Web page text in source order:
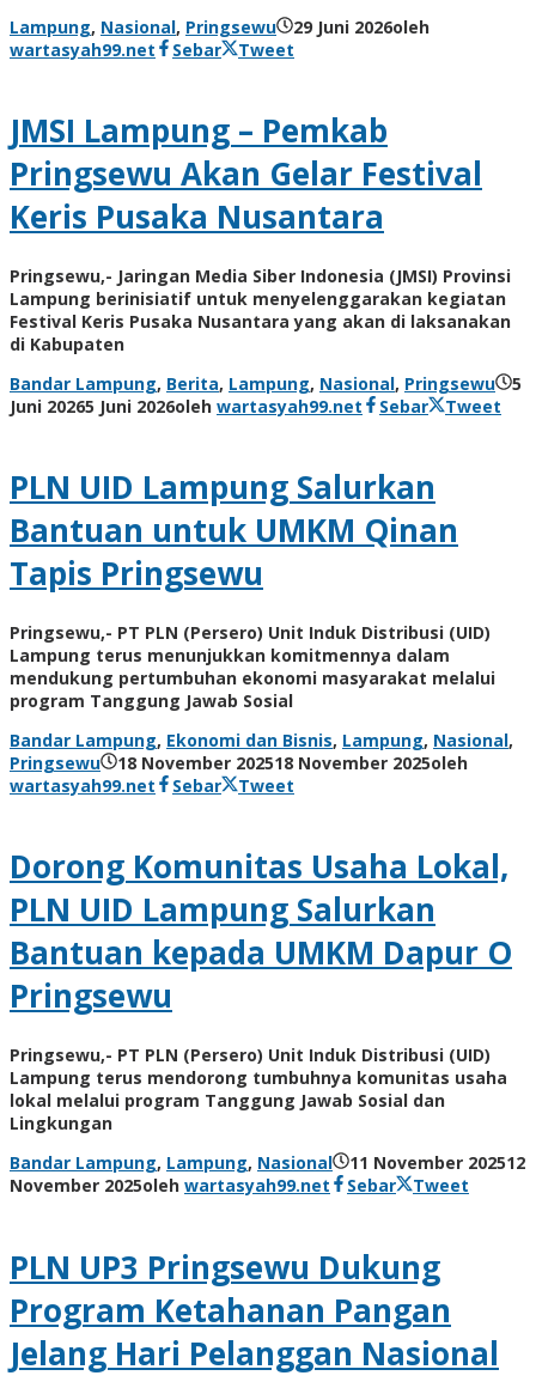
Lampung, Nasional, Pringsewu 29 Juni 2026oleh
wartasyah99.net
Sebar Tweet
JMSI Lampung – Pemkab
Pringsewu Akan Gelar Festival
Keris Pusaka Nusantara
Pringsewu,- Jaringan Media Siber Indonesia (JMSI) Provinsi
Lampung berinisiatif untuk menyelenggarakan kegiatan
Festival Keris Pusaka Nusantara yang akan di laksanakan
di Kabupaten
Bandar Lampung, Berita, Lampung, Nasional, Pringsewu
5
Juni 20265 Juni 2026oleh wartasyah99.net Sebar Tweet
PLN UID Lampung Salurkan
Bantuan untuk UMKM Qinan
Tapis Pringsewu
Pringsewu,- PT PLN (Persero) Unit Induk Distribusi (UID)
Lampung terus menunjukkan komitmennya dalam
mendukung pertumbuhan ekonomi masyarakat melalui
program Tanggung Jawab Sosial
Bandar Lampung, Ekonomi dan Bisnis, Lampung, Nasional,
Pringsewu
18 November 202518 November 2025oleh
wartasyah99.net
Sebar Tweet
Dorong Komunitas Usaha Lokal,
PLN UID Lampung Salurkan
Bantuan kepada UMKM Dapur O
Pringsewu
Pringsewu,- PT PLN (Persero) Unit Induk Distribusi (UID)
Lampung terus mendorong tumbuhnya komunitas usaha
lokal melalui program Tanggung Jawab Sosial dan
Lingkungan
Bandar Lampung, Lampung, Nasional 11 November 202512
November 2025oleh wartasyah99.net Sebar Tweet
PLN UP3 Pringsewu Dukung
Program Ketahanan Pangan
Jelang Hari Pelanggan Nasional